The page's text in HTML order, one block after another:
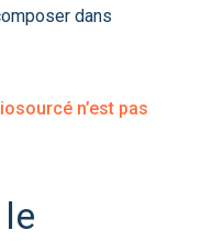
dans
n’est pas